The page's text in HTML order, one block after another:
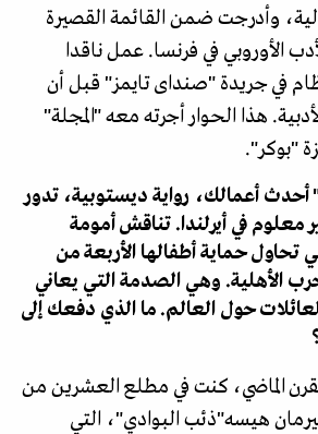
وأدرجت ضمن القائمة القصيرة
الأوروبي في فرنسا. عمل ناقدا
في جريدة "صنداى تايمز" قبل أن
هذا الحوار أجرته معه "المجلة"
"بوكر".
أحدث أعمالك، رواية ديستوبية، تدور
معلوم في أيرلندا. تناقش أمومة
تحاول حماية أطفالها الأربعة من
الأهلية. وهي الصدمة التي يعاني
حول العالم. ما الذي دفعك إلى
الماضي، كنت في مطلع العشرين من
هيسه"ذئب البوادي"، التي